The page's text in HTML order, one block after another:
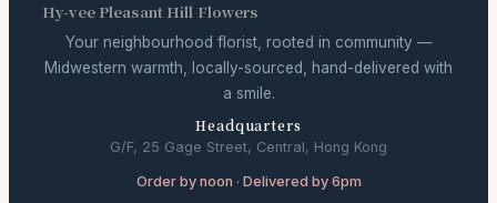
Hy-vee Pleasant Hill Flowers
Your neighbourhood florist, rooted in community —
Midwestern warmth, locally-sourced, hand-delivered with
a smile.
Headquarters
G/F, 25 Gage Street, Central, Hong Kong
Order by noon · Delivered by 6pm